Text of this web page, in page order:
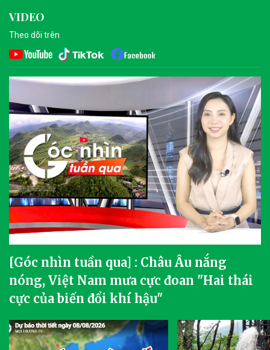
VIDEO
Theo dõi trên
[Góc nhìn tuần qua] : Châu Âu nắng
nóng, Việt Nam mưa cực đoan "Hai thái
cực của biến đổi khí hậu"